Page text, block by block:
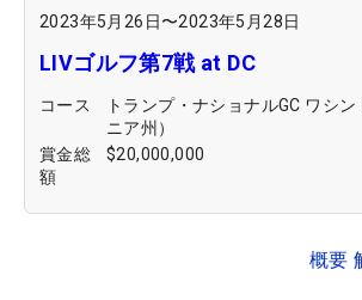
2023年5月26日〜2023年5月28日
LIVゴルフ第7戦 at DC
コース
トランプ・ナショナルGC ワシ
ニア州）
賞金総
額
$20,000,000
概要